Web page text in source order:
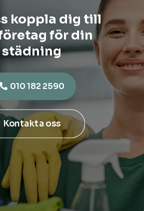
koppla dig till
för din
städning
010 182 2590
Kontakta oss